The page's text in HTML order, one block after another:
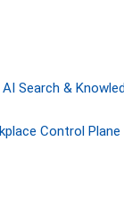
Search &
Control